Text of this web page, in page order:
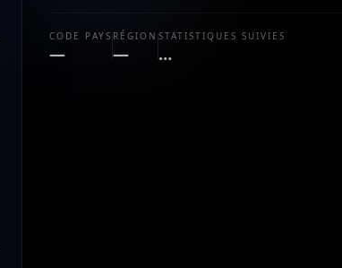
CODE PAYS
—
RÉGION
—
STATISTIQUES SUIVIES
…